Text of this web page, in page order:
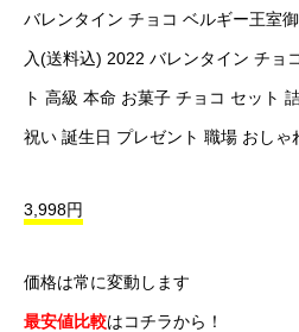
バレンタイン チョコ ベルギー王室
入(送料込) 2022 バレンタイン チョ
ト 高級 本命 お菓子 チョコ セット
祝い 誕生日 プレゼント 職場 おしゃ
3,998円
価格は常に変動します
最安値比較はコチラから！